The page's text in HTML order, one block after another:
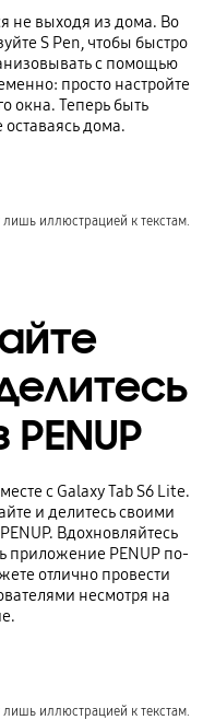
не выходя из дома. Во
S Pen, чтобы быстро
с помощью
просто настройте
окна. Теперь быть
дома.
иллюстрацией к текстам.
с Galaxy Tab S6 Lite.
и делитесь своими
Вдохновляйтесь
приложение PENUP по-
отлично провести
несмотря на
иллюстрацией к текстам.